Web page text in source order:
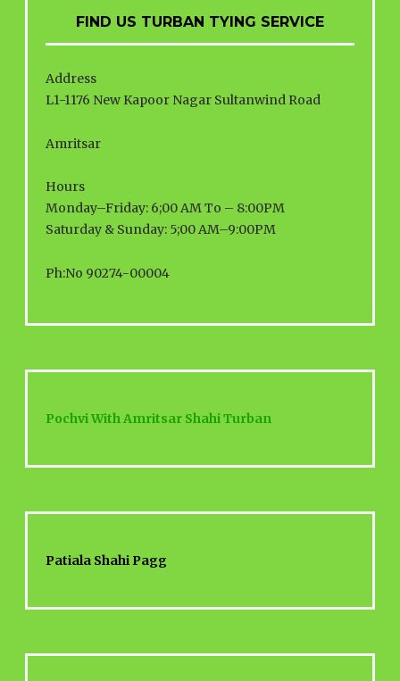
FIND US TURBAN TYING SERVICE
Address
L1-1176 New Kapoor Nagar Sultanwind Road
Amritsar
Hours
Monday–Friday: 6;00 AM To – 8:00PM
Saturday & Sunday: 5;00 AM–9:00PM
Ph:No 90274-00004
Pochvi With Amritsar Shahi Turban
Patiala Shahi Pagg